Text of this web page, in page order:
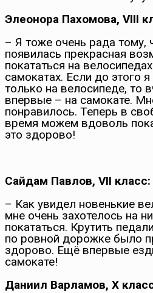
Элеонора Пахомова, VIII
– Я тоже очень рада тому,
появилась прекрасная
покататься на
самокатах. Если до этого я
только на велосипеде, то
впервые – на самокате.
понравилось. Теперь в
время можем вдоволь
это здорово!
Сайдам Павлов, VII класс:
– Как увидел новенькие
мне очень захотелось на
покататься. Крутить
по ровной дорожке было
здорово. Ещё впервые
самокате!
Даниил Варламов, Х